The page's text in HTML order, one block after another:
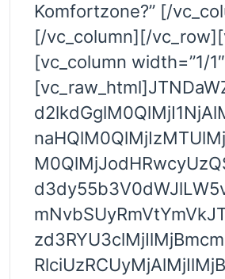
Komfortzone?” [/
[/vc_column][/
[vc_column width=”1/